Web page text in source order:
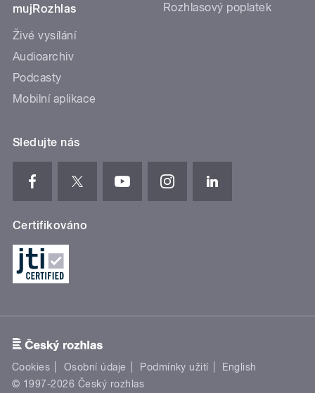
mujRozhlas
Živé vysílání
Audioarchiv
Podcasty
Mobilní aplikace
Rozhlasový poplatek
Sledujte nás
Certifikováno
Cookies Osobní údaje Podmínky užití
English
© 1997-2026 Český rozhlas